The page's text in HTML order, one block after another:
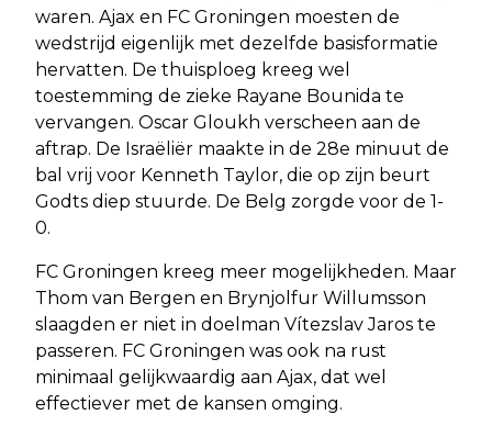
waren. Ajax en FC Groningen moesten de
wedstrijd eigenlijk met dezelfde basisformatie
hervatten. De thuisploeg kreeg wel
toestemming de zieke Rayane Bounida te
vervangen. Oscar Gloukh verscheen aan de
aftrap. De Israëliër maakte in de 28e minuut de
bal vrij voor Kenneth Taylor, die op zijn beurt
Godts diep stuurde. De Belg zorgde voor de 1-
0.
FC Groningen kreeg meer mogelijkheden. Maar
Thom van Bergen en Brynjolfur Willumsson
slaagden er niet in doelman Vítezslav Jaros te
passeren. FC Groningen was ook na rust
minimaal gelijkwaardig aan Ajax, dat wel
effectiever met de kansen omging.